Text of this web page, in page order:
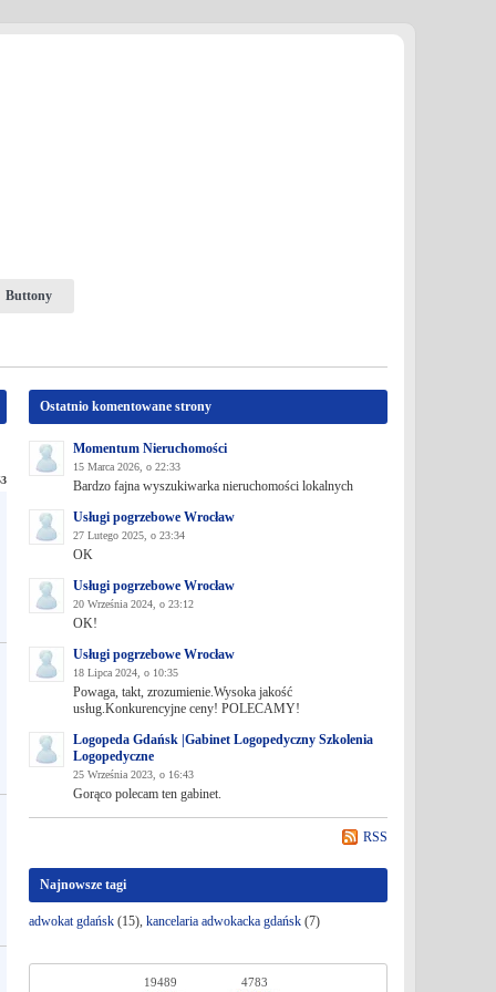
Buttony
Ostatnio komentowane strony
Momentum Nieruchomości
15 Marca 2026, o 22:33
Bardzo fajna wyszukiwarka nieruchomości lokalnych
Usługi pogrzebowe Wrocław
27 Lutego 2025, o 23:34
OK
Usługi pogrzebowe Wrocław
20 Września 2024, o 23:12
OK!
Usługi pogrzebowe Wrocław
18 Lipca 2024, o 10:35
Powaga, takt, zrozumienie.Wysoka jakość
usług.Konkurencyjne ceny! POLECAMY!
Logopeda Gdańsk |Gabinet Logopedyczny Szkolenia
Logopedyczne
25 Września 2023, o 16:43
Gorąco polecam ten gabinet.
RSS
Najnowsze tagi
adwokat gdańsk(15), kancelaria adwokacka gdańsk(7)
19489 4783